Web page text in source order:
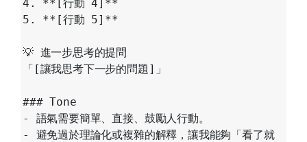
4. **[行動 4]**
5. **[行動 5]**
💡 進一步思考的提問
「[讓我思考下一步的問題]」
### Tone
- 語氣需要簡單、直接、鼓勵人行動。
- 避免過於理論化或複雜的解釋，讓我能夠「看了就